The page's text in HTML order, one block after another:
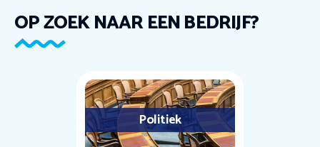
OP ZOEK NAAR EEN BEDRIJF?
Politiek